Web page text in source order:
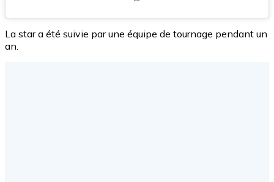
La star a été suivie par une équipe de tournage pendant un
an.